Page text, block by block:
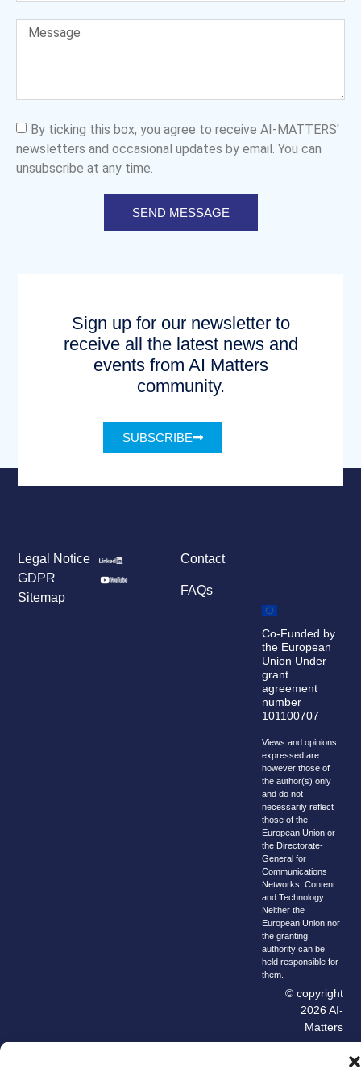
By ticking this box, you agree to receive AI-MATTERS'
newsletters and occasional updates by email. You can
unsubscribe at any time.
SEND MESSAGE
Sign up for our newsletter to
receive all the latest news and
events from AI Matters
community.
SUBSCRIBE
Contact
FAQs
Legal Notice
GDPR
Sitemap
Co-Funded by
the European
Union Under
grant
agreement
number
101100707
Views and opinions
expressed are
however those of
the author(s) only
and do not
necessarily reflect
those of the
European Union or
the Directorate-
General for
Communications
Networks, Content
and Technology.
Neither the
European Union nor
the granting
authority can be
held responsible for
them.
© copyright
2026 AI-
Matters